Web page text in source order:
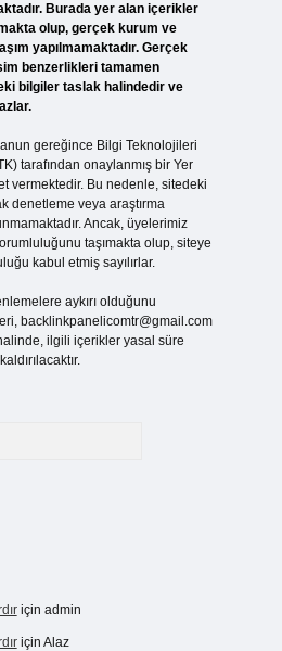
Burada yer alan içerikler
olup, gerçek kurum ve
yapılmamaktadır. Gerçek
benzerlikleri tamamen
bilgiler taslak halindedir ve
gereğince Bilgi Teknolojileri
tarafından onaylanmış bir Yer
vermektedir. Bu nedenle, sitedeki
denetleme veya araştırma
Ancak, üyelerimiz
taşımakta olup, siteye
kabul etmiş sayılırlar.
aykırı olduğunu
backlinkpanelicomtr@gmail.com
ilgili içerikler yasal süre
için admin
için Alaz